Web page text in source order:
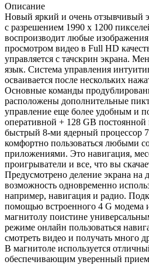
Описание
Новый яркий и очень отзывчивый
с разрешением 1990 х 1200
воспроизводит любые
просмотром видео в Full HD
управляется с тачскрин экрана.
язык. Система управления
осваивается после нескольких
Основные команды
расположены дополнительные
управление еще более удобным и
оперативной + 128 GB
быстрый 8-ми ядерный процессор
комфортно пользоваться любыми
приложениями. Это навигация,
проигрыватели и все, что вы
Предусмотрено деление экрана на
возможность одновременно
например, навигация и радио.
помощью встроенного 4 G модема
магнитолу поистине
режиме онлайн пользоваться
смотреть видео и получать много
В магнитоле используется
обеспечивающим уверенный